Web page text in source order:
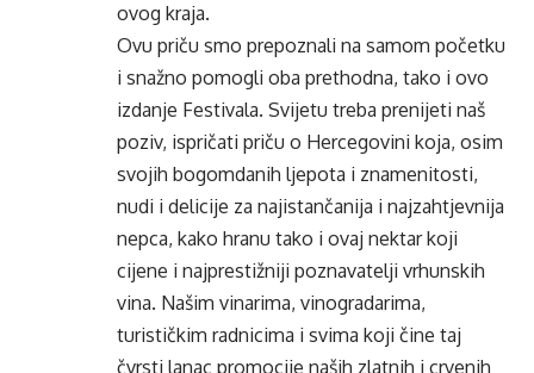
ovog kraja.
Ovu priču smo prepoznali na samom početku
i snažno pomogli oba prethodna, tako i ovo
izdanje Festivala. Svijetu treba prenijeti naš
poziv, ispričati priču o Hercegovini koja, osim
svojih bogomdanih ljepota i znamenitosti,
nudi i delicije za najistančanija i najzahtjevnija
nepca, kako hranu tako i ovaj nektar koji
cijene i najprestižniji poznavatelji vrhunskih
vina. Našim vinarima, vinogradarima,
turističkim radnicima i svima koji čine taj
čvrsti lanac promocije naših zlatnih i crvenih